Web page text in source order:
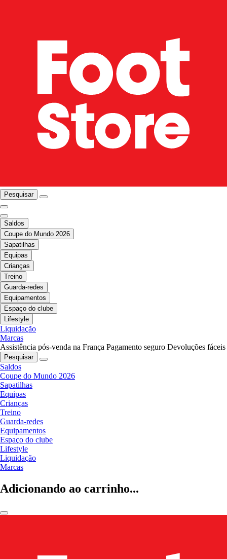
Pesquisar
Saldos
Coupe do Mundo 2026
Sapatilhas
Equipas
Crianças
Treino
Guarda-redes
Equipamentos
Espaço do clube
Lifestyle
Liquidação
Marcas
Assistência pós-venda na França Pagamento seguro Devoluções fáceis
Pesquisar
Saldos
Coupe do Mundo 2026
Sapatilhas
Equipas
Crianças
Treino
Guarda-redes
Equipamentos
Espaço do clube
Lifestyle
Liquidação
Marcas
Adicionando ao carrinho...